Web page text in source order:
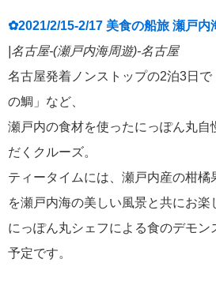
✿2021/2/15-2/17 美食の船旅 瀬戸内
|名古屋-(瀬戸内海周遊)-名古屋
名古屋発着ノンストップの2泊3日
の鯛」など、
瀬戸内の食材を使ったにっぽん丸自
だくクルーズ。
ティータイムには、瀬戸内産の柑橘
を瀬戸内海の美しい風景と共にお楽
にっぽん丸シェフによる食のデモン
予定です。